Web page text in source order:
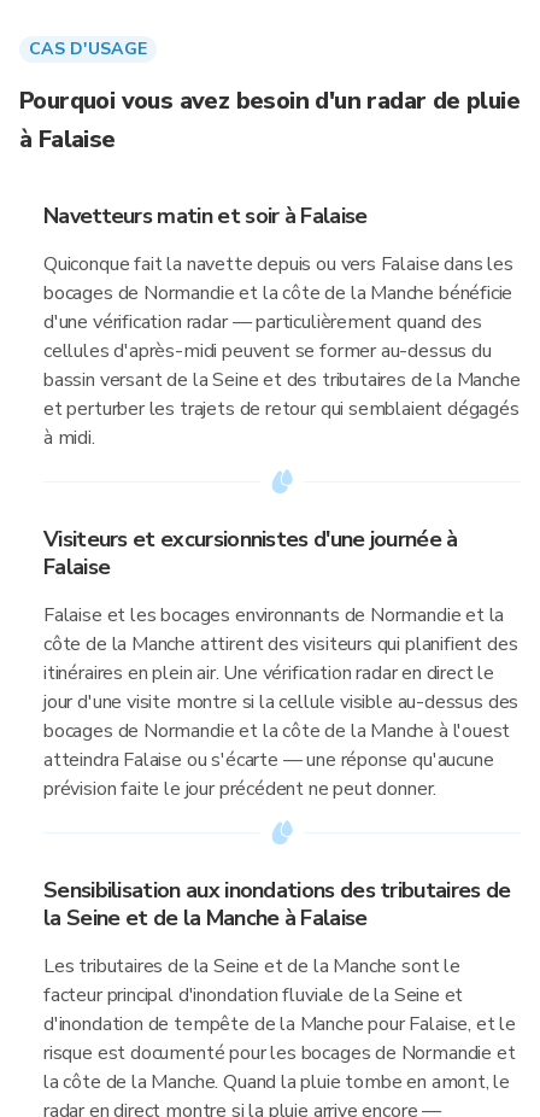
CAS D'USAGE
Pourquoi vous avez besoin d'un radar de pluie
à Falaise
Navetteurs matin et soir à Falaise
Quiconque fait la navette depuis ou vers Falaise dans les
bocages de Normandie et la côte de la Manche bénéficie
d'une vérification radar — particulièrement quand des
cellules d'après-midi peuvent se former au-dessus du
bassin versant de la Seine et des tributaires de la Manche
et perturber les trajets de retour qui semblaient dégagés
à midi.
Visiteurs et excursionnistes d'une journée à
Falaise
Falaise et les bocages environnants de Normandie et la
côte de la Manche attirent des visiteurs qui planifient des
itinéraires en plein air. Une vérification radar en direct le
jour d'une visite montre si la cellule visible au-dessus des
bocages de Normandie et la côte de la Manche à l'ouest
atteindra Falaise ou s'écarte — une réponse qu'aucune
prévision faite le jour précédent ne peut donner.
Sensibilisation aux inondations des tributaires de
la Seine et de la Manche à Falaise
Les tributaires de la Seine et de la Manche sont le
facteur principal d'inondation fluviale de la Seine et
d'inondation de tempête de la Manche pour Falaise, et le
risque est documenté pour les bocages de Normandie et
la côte de la Manche. Quand la pluie tombe en amont, le
radar en direct montre si la pluie arrive encore —